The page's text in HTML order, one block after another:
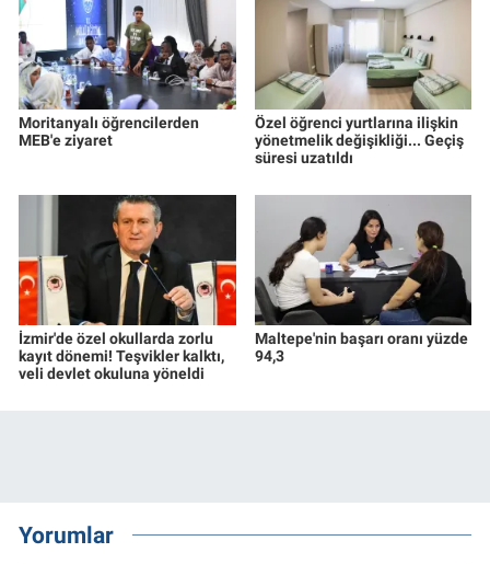
Moritanyalı öğrencilerden
MEB'e ziyaret
Özel öğrenci yurtlarına ilişkin
yönetmelik değişikliği... Geçiş
süresi uzatıldı
İzmir'de özel okullarda zorlu
kayıt dönemi! Teşvikler kalktı,
veli devlet okuluna yöneldi
Maltepe'nin başarı oranı yüzde
94,3
Yorumlar